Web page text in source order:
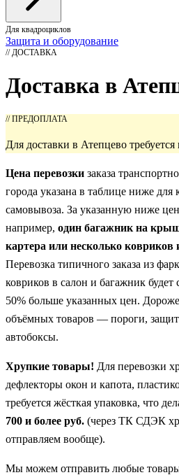
Для квадроциклов
Защита и оборудование
// ДОСТАВКА
Доставка в
// ПРЕДОПЛАТА
Для доставки в Атепцево требуется
Цена перевозки заказа
города указана в таблице ниже для
самовывоза. За указанную ниже
например, один багажник на
картера или несколько ковриков
Перевозка типичного заказа из
ковриков в салон и багажник
50% больше указанных цен. Дороже
объёмных товаров — пороги,
автобоксы.
Хрупкие товары! Для перевозки
дефлекторы окон и капота,
требуется жёсткая упаковка, что
700 и более руб. (через ТК СДЭК
отправляем вообще).
Мы можем отправить любые